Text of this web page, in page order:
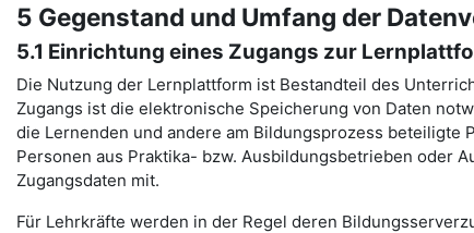
5 Gegenstand und Umfang der
5.1 Einrichtung eines Zugangs zur
Die Nutzung der Lernplattform ist Bestandteil des
Zugangs ist die elektronische Speicherung von Daten
die Lernenden und andere am Bildungsprozess beteiligte
Personen aus Praktika- bzw. Ausbildungsbetrieben oder
Zugangsdaten mit.
Für Lehrkräfte werden in der Regel deren